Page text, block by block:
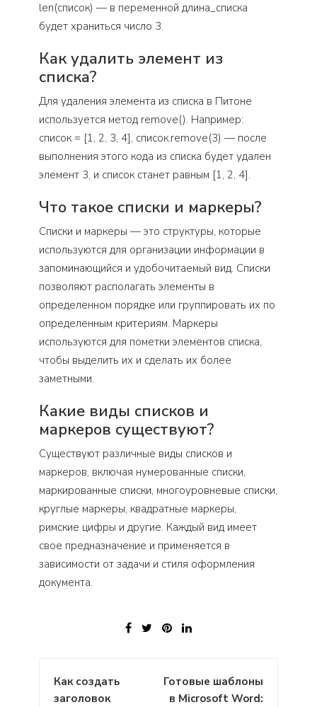
len(список) — в переменной длина_списка
будет храниться число 3.
Как удалить элемент из
списка?
Для удаления элемента из списка в Питоне
используется метод remove(). Например:
список = [1, 2, 3, 4], список.remove(3) — после
выполнения этого кода из списка будет удален
элемент 3, и список станет равным [1, 2, 4].
Что такое списки и маркеры?
Списки и маркеры — это структуры, которые
используются для организации информации в
запоминающийся и удобочитаемый вид. Списки
позволяют располагать элементы в
определенном порядке или группировать их по
определенным критериям. Маркеры
используются для пометки элементов списка,
чтобы выделить их и сделать их более
заметными.
Какие виды списков и
маркеров существуют?
Существуют различные виды списков и
маркеров, включая нумерованные списки,
маркированные списки, многоуровневые списки,
круглые маркеры, квадратные маркеры,
римские цифры и другие. Каждый вид имеет
свое предназначение и применяется в
зависимости от задачи и стиля оформления
документа.
Навигация
по
Как создать
заголовок
Готовые шаблоны
в Microsoft Word: